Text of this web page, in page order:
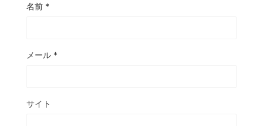
名前 *
メール *
サイト